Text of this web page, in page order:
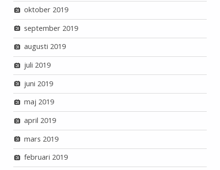
oktober 2019
september 2019
augusti 2019
juli 2019
juni 2019
maj 2019
april 2019
mars 2019
februari 2019